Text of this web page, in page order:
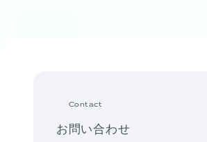
Contact
お問い合わせ